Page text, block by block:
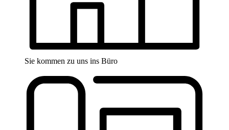
Sie kommen zu uns ins Büro